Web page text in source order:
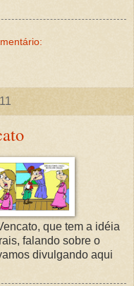
que tem a idéia
falando sobre o
divulgando aqui